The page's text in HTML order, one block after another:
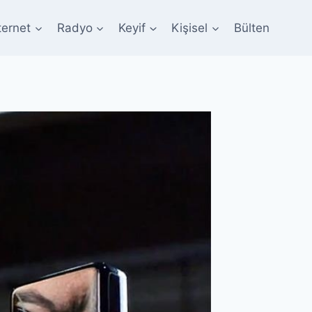
Radyo Keyif Kişisel Bülten